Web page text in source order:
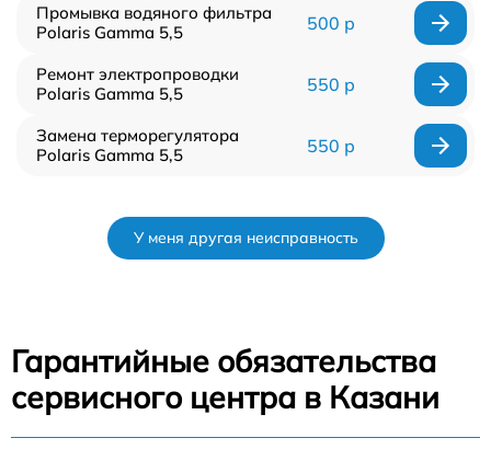
Промывка водяного фильтра
Polaris Gamma 5,5
500 р
Ремонт электропроводки
Polaris Gamma 5,5
550 р
Замена терморегулятора
Polaris Gamma 5,5
550 р
У меня другая неисправность
Гарантийные обязательства
сервисного центра в Казани